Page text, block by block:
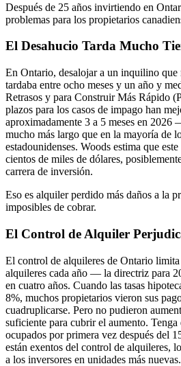
Después de 25 años invirtiendo en
problemas para los propietarios
El Desahucio Tarda Mucho
En Ontario, desalojar a un inquilino que
tardaba entre ocho meses y un año y
Retrasos y para Construir Más Rápido
plazos para los casos de impago han
aproximadamente 3 a 5 meses en 2026
mucho más largo que en la mayoría de
estadounidenses. Woods estima que
cientos de miles de dólares,
carrera de inversión.
Eso es alquiler perdido más daños a la
imposibles de cobrar.
El Control de Alquiler
El control de alquileres de Ontario
alquileres cada año — la directriz para
en cuatro años. Cuando las tasas
8%, muchos propietarios vieron sus
cuadruplicarse. Pero no pudieron
suficiente para cubrir el aumento.
ocupados por primera vez después del
están exentos del control de alquileres,
a los inversores en unidades más nuevas.